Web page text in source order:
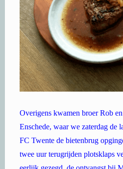
Overigens kwamen broer Rob
Enschede, waar we zaterdag de
FC Twente de bietenbrug
twee uur terugrijden plotsklaps